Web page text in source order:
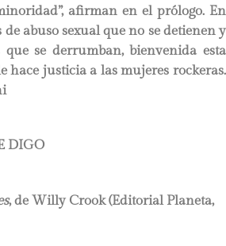
afirman en el prólogo. En
abuso sexual que no se detienen y
que se derrumban, bienvenida esta
hace justicia a las mujeres rockeras.
, de Willy Crook (Editorial Planeta,